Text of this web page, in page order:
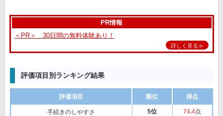
PR情報
＜PR＞ 30日間の無料体験あり！
詳しく見る≫
評価項目別ランキング結果
評価項目 順位 得点
手続きのしやすさ 5位 74.4点